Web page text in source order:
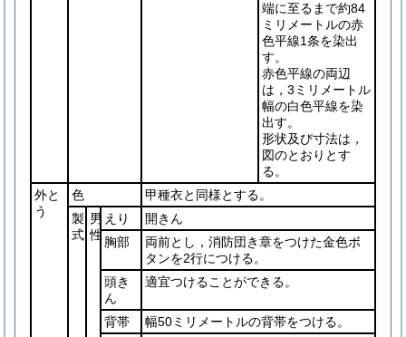
端に至るまで約84
ミリメートルの赤
色平線1条を染出
す。
赤色平線の両辺
は，3ミリメートル
幅の白色平線を染
出す。
形状及び寸法は，
図のとおりとす
る。
外と
う
色
甲種衣と同様とする。
製
式
男
性
えり
開きん
胸部
両前とし，消防団き章をつけた金色ボ
タンを2行につける。
頭き
ん
適宜つけることができる。
背帯
幅50ミリメートルの背帯をつける。